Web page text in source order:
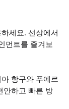
세요. 선상에서
먼트를 즐겨보
항구와 푸에르
안하고 빠른 방